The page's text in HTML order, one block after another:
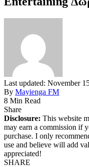
Last updated: November
By Mayienga FM
8 Min Read
Share
Disclosure: This website
may earn a commission if
purchase. I only
use and believe will add
appreciated!
SHARE